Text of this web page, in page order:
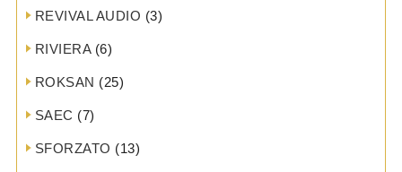
REVIVAL AUDIO (3)
RIVIERA(6)
ROKSAN (25)
SAEC (7)
SFORZATO (13)